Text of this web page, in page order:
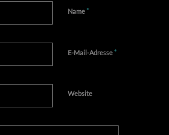
Name *
E-Mail-Adresse *
Website